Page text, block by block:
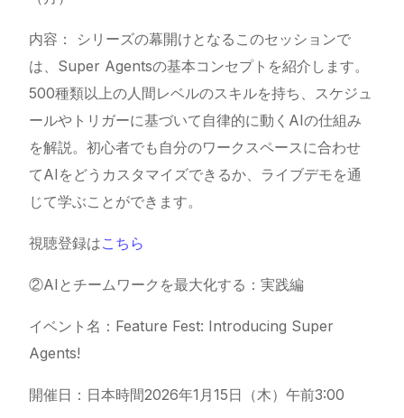
内容： シリーズの幕開けとなるこのセッションで
は、Super Agentsの基本コンセプトを紹介します。
500種類以上の人間レベルのスキルを持ち、スケジュ
ールやトリガーに基づいて自律的に動くAIの仕組み
を解説。初心者でも自分のワークスペースに合わせ
てAIをどうカスタマイズできるか、ライブデモを通
じて学ぶことができます。
視聴登録はこちら
②AIとチームワークを最大化する：実践編
イベント名：Feature Fest: Introducing Super
Agents!
開催日：日本時間2026年1月15日（木）午前3:00